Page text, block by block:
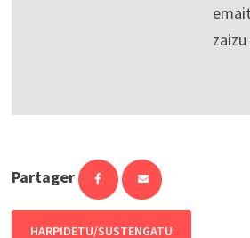
Partager
HARPIDETU/SUSTENGATU